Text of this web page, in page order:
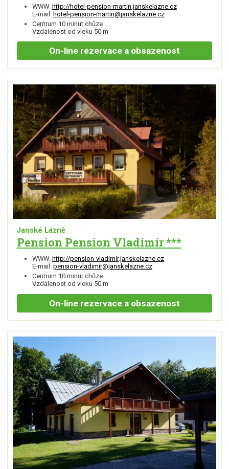
WWW: http://hotel-pension-martin.janskelazne.cz
E-mail: hotel-pension-martin@janskelazne.cz
Centrum 10 minut chůze
Vzdálenost od vleku 50 m
On-line rezervace a obsazenost
Janské Lázně
Pension Pension Vladimír ***
WWW: http://pension-vladimir.janskelazne.cz
E-mail: pension-vladimir@janskelazne.cz
Centrum 10 minut chůze
Vzdálenost od vleku 50 m
On-line rezervace a obsazenost